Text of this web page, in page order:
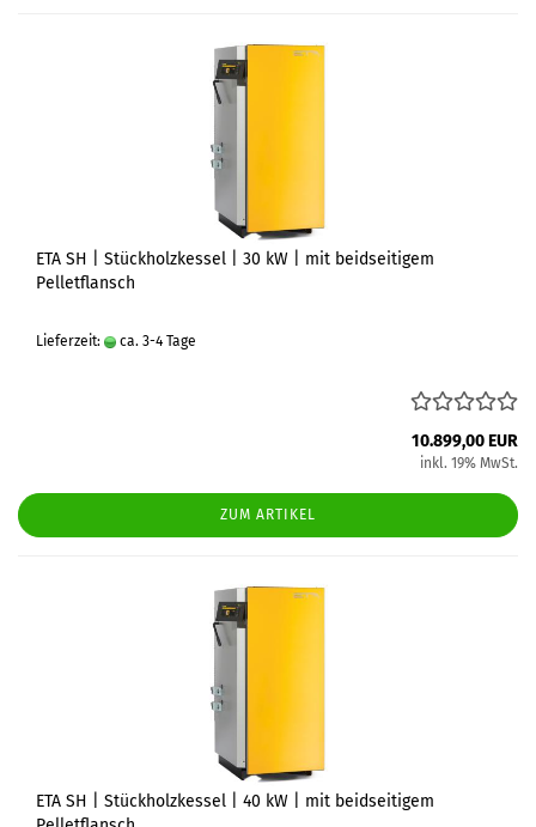
ETA SH | Stückholzkessel | 30 kW | mit beidseitigem
Pelletflansch
Lieferzeit: ca. 3-4 Tage
10.899,00 EUR
inkl. 19% MwSt.
ZUM ARTIKEL
ETA SH | Stückholzkessel | 40 kW | mit beidseitigem